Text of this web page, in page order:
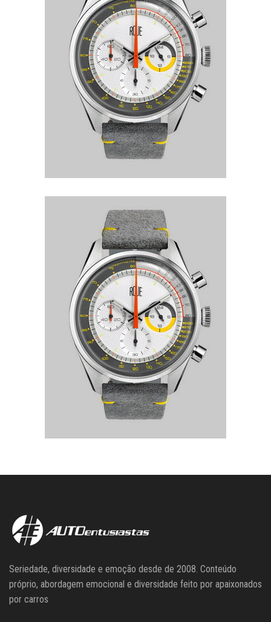
Seriedade, diversidade e emoção desde de 2008. Conteúdo
próprio, abordagem emocional e diversidade feito por apaixonados
por carros